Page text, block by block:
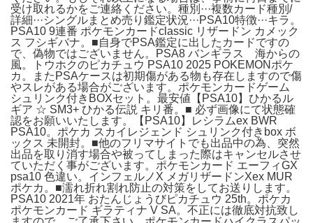
受け取れるかをご連絡ください。種別···複数カード種別/
詳細···シングルまとめ売り鑑定状況···PSA10特徴···キラ。
PSA10 9連番 ポケモンカードclassic リザードン カメック
ス フシギバナ。■自身でPSA鑑定に出したカードですの
で、偽物ではございません。PSA8 バンギラス 海からの
風。トウホクのピカチュウ PSA10 2025 POKEMONポケ
カ。またPSAケースは初期傷がある物も存在しますので傷
やスレがある場合がございます。ポケモンカードゲーム
シュリンク付きBOXセット。最安値【PSA10】ひかるル
ギア ☆ SM3+ ひかる伝説 キリ番。■ 必ず画像にて状態確
認をお願いいたします。【PSA10】レシラムex BWR
PSA10。ポケカ スカイレジェンド シュリンク付きbox ボ
ックス 未開封。■他のフリマサイトでも出品中の為、突然
出品を取り消す場合や被ってしまった際はキャンセルさせ
ていただく事がございます。ポケモンカード エーフィGX
psa10 色違い。インフェルノX メガリザードンXex MUR
ポケカ。■濡れ折れ割れ防止の対策をしてお送りします。
PSA10 2021年 おたんじょうびピカチュウ 25th。ポケカ
ポケモンカード ギラティナ V SA。不正には徹底対抗致し